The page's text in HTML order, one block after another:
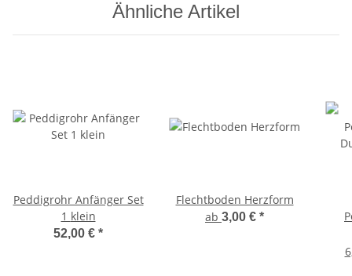
Ähnliche Artikel
Peddigrohr Anfänger Set
1 klein
52,00 € *
Flechtboden Herzform
ab 3,00 € *